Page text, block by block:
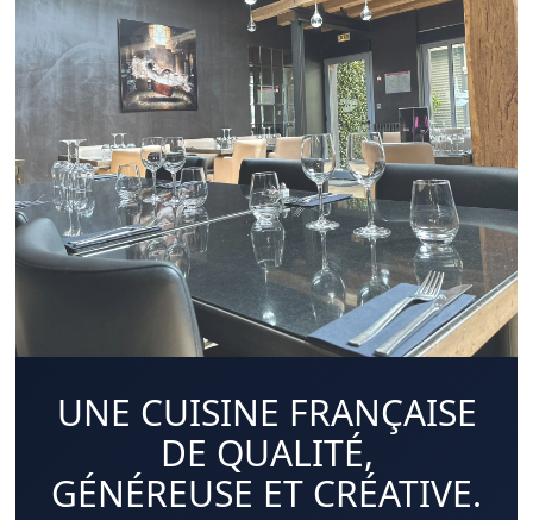
UNE CUISINE FRANÇAISE
DE QUALITÉ,
GÉNÉREUSE ET CRÉATIVE.